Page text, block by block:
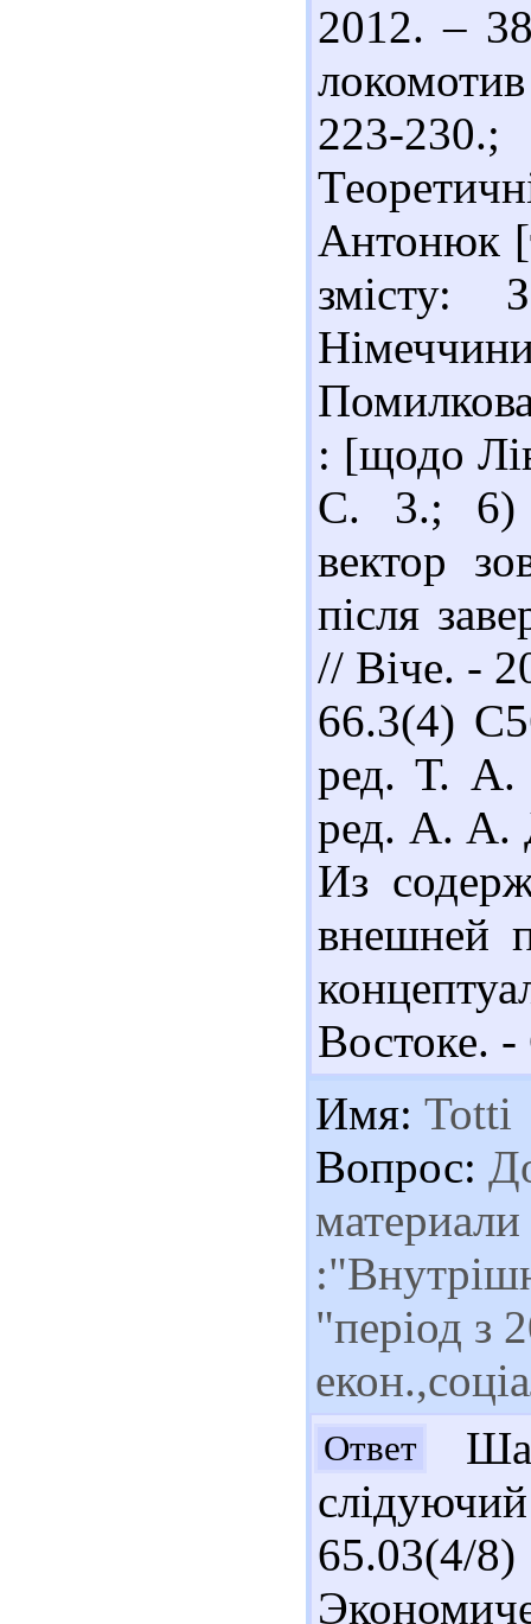
2012. –
223-
Антонюк
змісту:
: [щодо
С. 3.; 6)
вектор
після
// Віче. -
66.3(4)
ред. Т. А.
ред. А. А.
Из
внешней
Востоке.
Имя: Totti
Вопрос:
"період з
Ответ